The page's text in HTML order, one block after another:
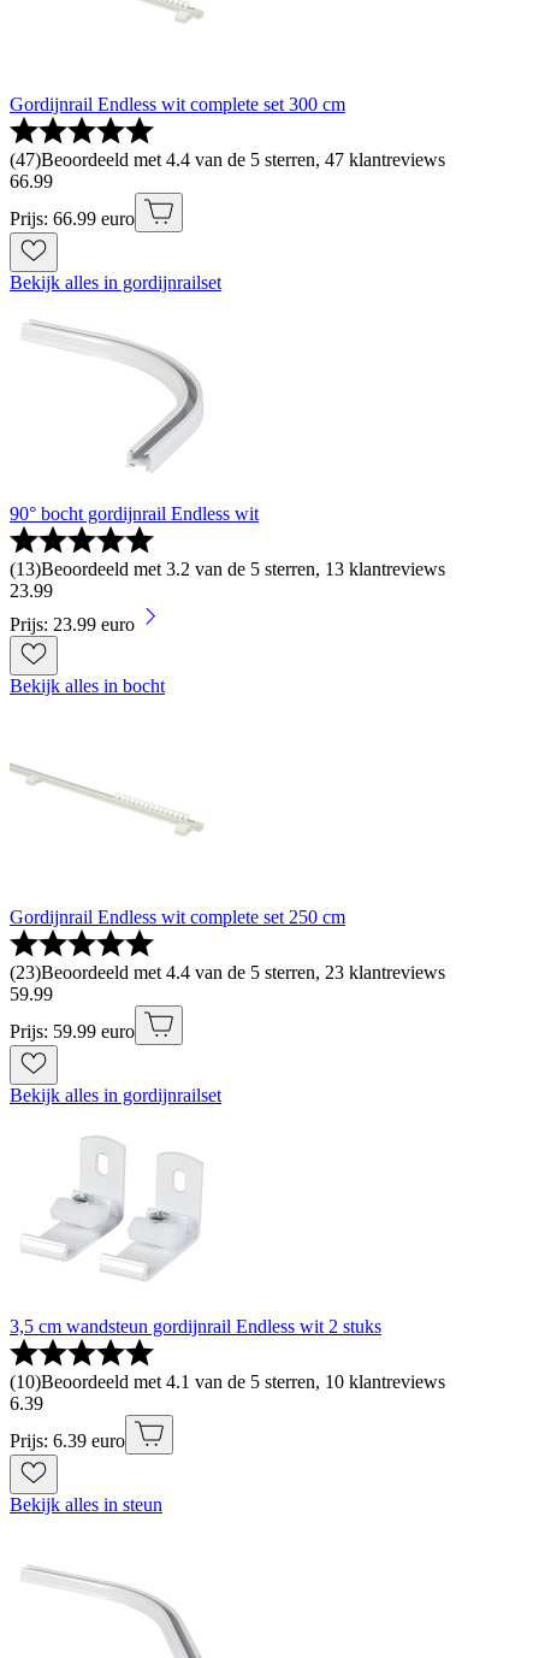
Gordijnrail Endless wit complete set 300 cm
(47)Beoordeeld met 4.4 van de 5 sterren, 47 klantreviews
66.99
Prijs: 66.99 euro
Bekijk alles in gordijnrailset
90° bocht gordijnrail Endless wit
(13)Beoordeeld met 3.2 van de 5 sterren, 13 klantreviews
23.99
Prijs: 23.99 euro
Bekijk alles in bocht
Gordijnrail Endless wit complete set 250 cm
(23)Beoordeeld met 4.4 van de 5 sterren, 23 klantreviews
59.99
Prijs: 59.99 euro
Bekijk alles in gordijnrailset
3,5 cm wandsteun gordijnrail Endless wit 2 stuks
(10)Beoordeeld met 4.1 van de 5 sterren, 10 klantreviews
6.39
Prijs: 6.39 euro
Bekijk alles in steun